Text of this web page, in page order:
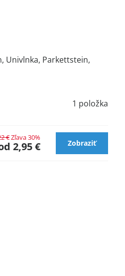
Univlnka, Parkettstein,
1 položka
2,95 €
€Zľava 30%
Zobraziť